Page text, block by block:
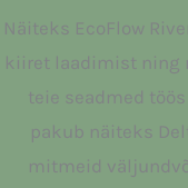
Näiteks EcoFlow
kiiret laadimist ning
teie seadmed
pakub näiteks
mitmeid